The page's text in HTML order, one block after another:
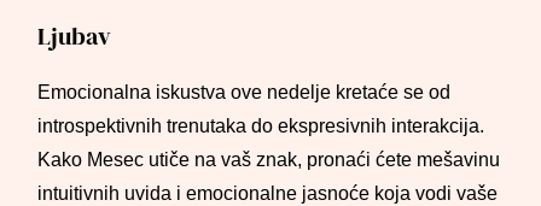
Ljubav
Emocionalna iskustva ove nedelje kretaće se od
introspektivnih trenutaka do ekspresivnih interakcija.
Kako Mesec utiče na vaš znak, pronaći ćete mešavinu
intuitivnih uvida i emocionalne jasnoće koja vodi vaše